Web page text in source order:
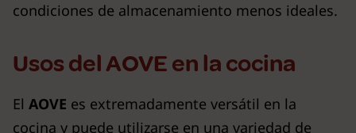
condiciones de almacenamiento menos ideales.
Usos del AOVE en la cocina
El AOVE es extremadamente versátil en la
cocina y puede utilizarse en una variedad de